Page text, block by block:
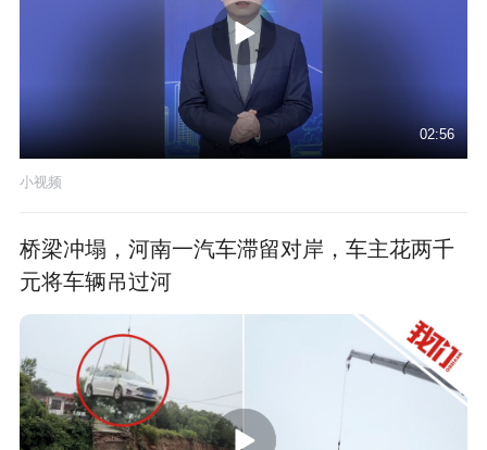
02:56
小视频
桥梁冲塌，河南一汽车滞留对岸，车主花两千
元将车辆吊过河